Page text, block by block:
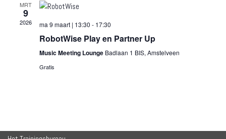
MRT
9
2026 ma 9 maart | 13:30 - 17:30
RobotWise Play en Partner Up
Music Meeting Lounge Badlaan 1 BIS, Amstelveen
Gratis